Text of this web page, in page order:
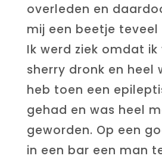
overleden en
mij een beetje teveel
Ik werd ziek omdat
sherry dronk en heel
heb toen een
gehad en was heel
geworden. Op een
in een bar een man